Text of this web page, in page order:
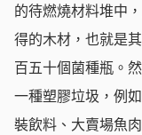
的待燃燒材料堆中
得的木材，也就是
百五十個菌種瓶。
一種塑膠垃圾，例
裝飲料、大賣場魚